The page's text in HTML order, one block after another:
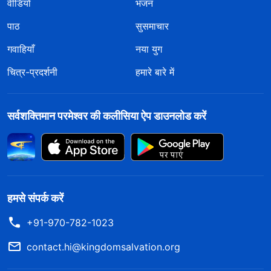
वीडियो
भजन
पाठ
सुसमाचार
गवाहियाँ
नया युग
चित्र-प्रदर्शनी
हमारे बारे में
सर्वशक्तिमान परमेश्वर की कलीसिया ऐप डाउनलोड करें
हमसे संपर्क करें
+91-970-782-1023
contact.hi@kingdomsalvation.org